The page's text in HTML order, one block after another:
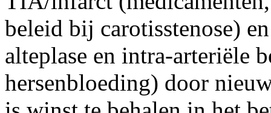
beleid bij carotisstenose)
alteplase en intra-arteriële
hersenbloeding) door